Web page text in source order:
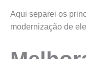
Aqui separei os
modernização de